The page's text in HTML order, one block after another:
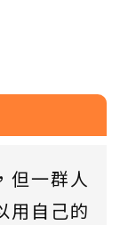
但一群人
用自己的